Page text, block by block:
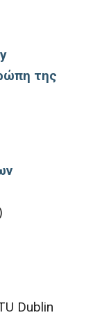
της
Dublin